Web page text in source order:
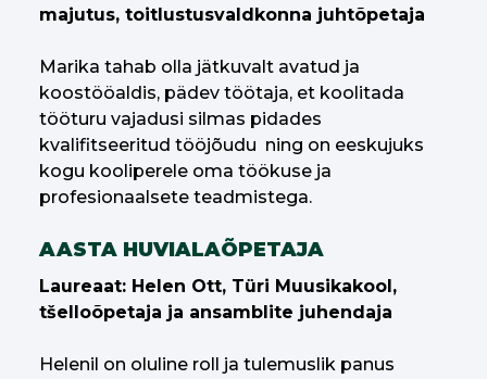
majutus, toitlustusvaldkonna juhtõpetaja
Marika tahab olla jätkuvalt avatud ja
koostööaldis, pädev töötaja, et koolitada
tööturu vajadusi silmas pidades
kvalifitseeritud tööjõudu ning on eeskujuks
kogu kooliperele oma töökuse ja
profesionaalsete teadmistega.
AASTA HUVIALAÕPETAJA
Laureaat: Helen Ott, Türi Muusikakool,
tšelloõpetaja ja ansamblite juhendaja
Helenil on oluline roll ja tulemuslik panus